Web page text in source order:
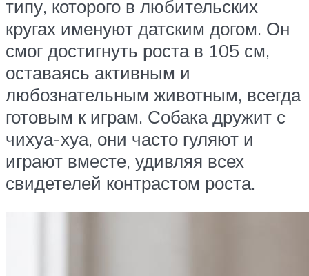
типу, которого в любительских
кругах именуют датским догом. Он
смог достигнуть роста в 105 см,
оставаясь активным и
любознательным животным, всегда
готовым к играм. Собака дружит с
чихуа-хуа, они часто гуляют и
играют вместе, удивляя всех
свидетелей контрастом роста.